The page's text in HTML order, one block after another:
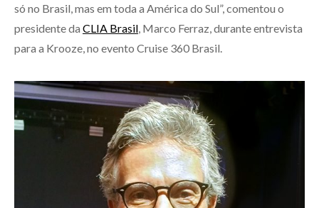
só no Brasil, mas em toda a América do Sul”, comentou o
presidente da CLIA Brasil , Marco Ferraz, durante entrevista
para a Krooze, no evento Cruise 360 Brasil.